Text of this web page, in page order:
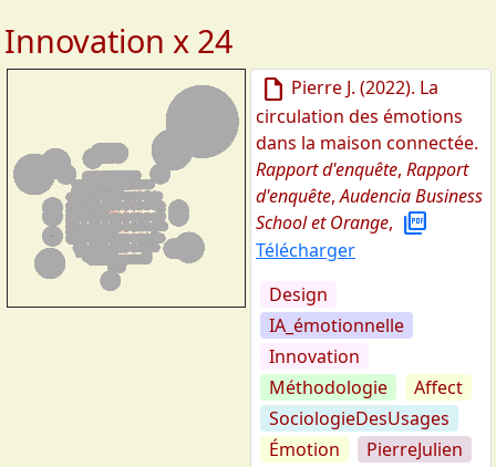
Innovation x 24
draft Pierre J. (2022). La
circulation des émotions
dans la maison connectée.
Rapport d'enquête, Rapport
d'enquête,Audencia Business
School et Orange, picture_as_pdf
Télécharger
Design
IA_émotionnelle
Innovation
Méthodologie
Affect
SociologieDesUsages
Émotion
PierreJulien